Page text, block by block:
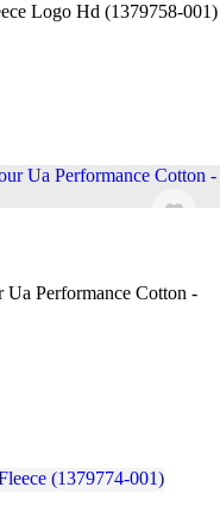
Logo Hd (1379758-001)
Ua Performance Cotton -